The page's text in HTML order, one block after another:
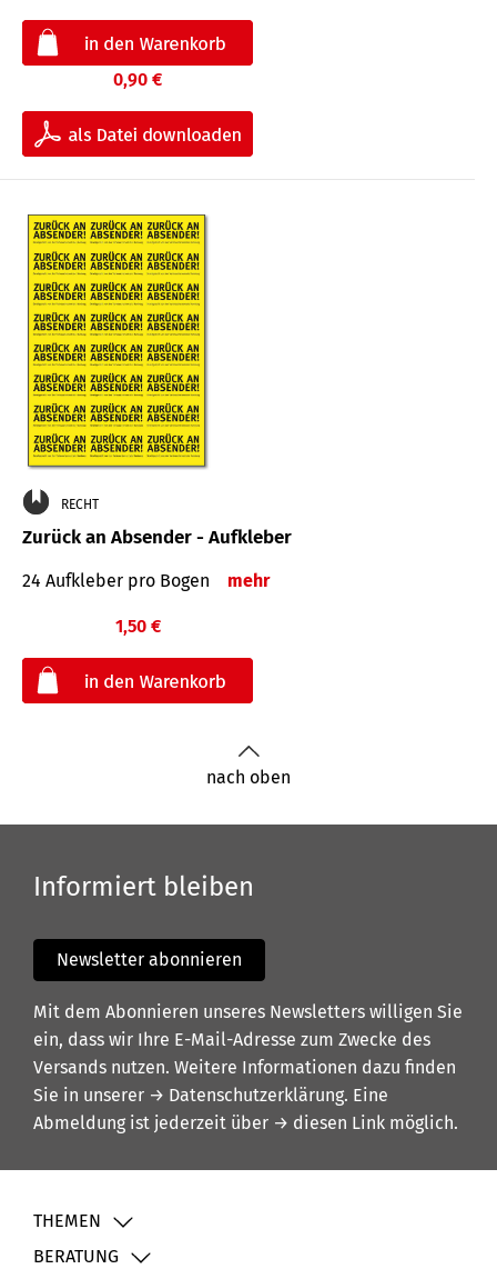
0,90 €
RECHT
Zurück an Absender - Aufkleber
24 Aufkleber pro Bogen mehr
1,50 €
nach oben
Informiert bleiben
Newsletter abonnieren
Mit dem Abonnieren unseres Newsletters willigen Sie
ein, dass wir Ihre E-Mail-Adresse zum Zwecke des
Versands nutzen. Weitere Informationen dazu finden
Sie in unserer → Datenschutzerklärung. Eine
Abmeldung ist jederzeit über → diesen Link möglich.
THEMEN
BERATUNG